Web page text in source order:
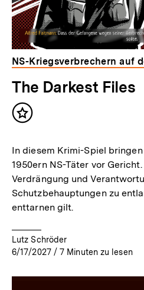
NS-Kriegsverbrechern auf
The Darkest Files
Inhalt
In diesem Krimi-Spiel
1950ern NS-Täter vor
Verdrängung und
Schutzbehauptungen zu
enttarnen gilt.
Lutz Schröder
6/17/2027 / 7 Minuten zu lesen